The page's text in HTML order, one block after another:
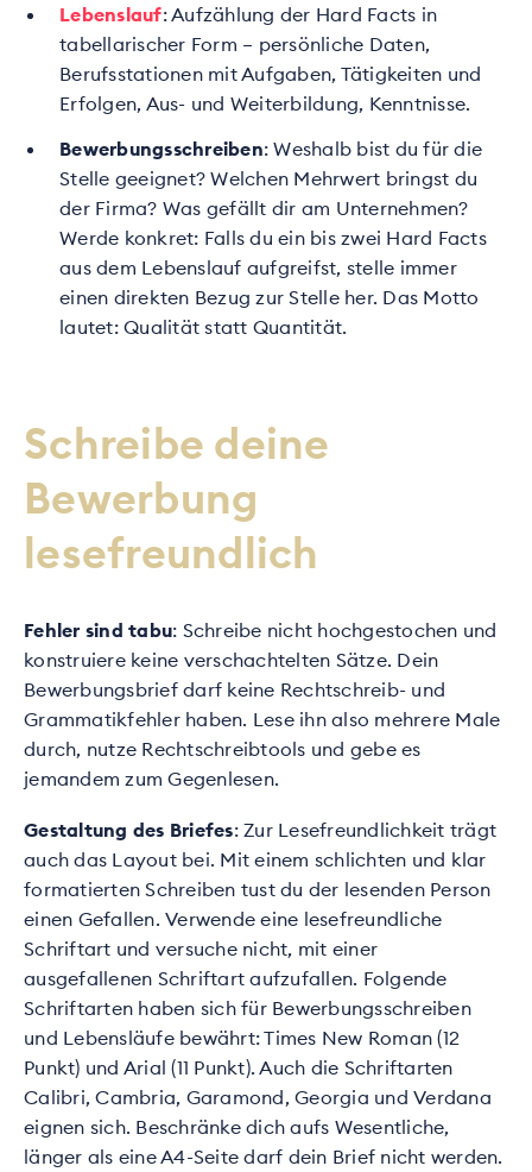
Lebenslauf: Aufzählung der Hard Facts in
tabellarischer Form – persönliche Daten,
Berufsstationen mit Aufgaben, Tätigkeiten und
Erfolgen, Aus- und Weiterbildung, Kenntnisse.
Bewerbungsschreiben: Weshalb bist du für die
Stelle geeignet? Welchen Mehrwert bringst du
der Firma? Was gefällt dir am Unternehmen?
Werde konkret: Falls du ein bis zwei Hard Facts
aus dem Lebenslauf aufgreifst, stelle immer
einen direkten Bezug zur Stelle her. Das Motto
lautet: Qualität statt Quantität.
Schreibe deine
Bewerbung
lesefreundlich
Fehler sind tabu: Schreibe nicht hochgestochen und
konstruiere keine verschachtelten Sätze. Dein
Bewerbungsbrief darf keine Rechtschreib- und
Grammatikfehler haben. Lese ihn also mehrere Male
durch, nutze Rechtschreibtools und gebe es
jemandem zum Gegenlesen.
Gestaltung des Briefes: Zur Lesefreundlichkeit trägt
auch das Layout bei. Mit einem schlichten und klar
formatierten Schreiben tust du der lesenden Person
einen Gefallen. Verwende eine lesefreundliche
Schriftart und versuche nicht, mit einer
ausgefallenen Schriftart aufzufallen. Folgende
Schriftarten haben sich für Bewerbungsschreiben
und Lebensläufe bewährt: Times New Roman (12
Punkt) und Arial (11 Punkt). Auch die Schriftarten
Calibri, Cambria, Garamond, Georgia und Verdana
eignen sich. Beschränke dich aufs Wesentliche,
länger als eine A4-Seite darf dein Brief nicht werden.